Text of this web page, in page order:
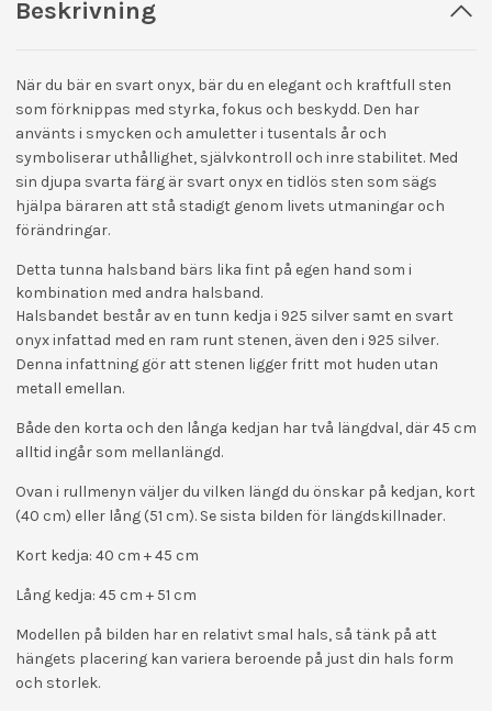
Beskrivning
När du bär en svart onyx, bär du en elegant och kraftfull sten
som förknippas med styrka, fokus och beskydd. Den har
använts i smycken och amuletter i tusentals år och
symboliserar uthållighet, självkontroll och inre stabilitet. Med
sin djupa svarta färg är svart onyx en tidlös sten som sägs
hjälpa bäraren att stå stadigt genom livets utmaningar och
förändringar.
Detta tunna halsband bärs lika fint på egen hand som i
kombination med andra halsband.
Halsbandet består av en tunn kedja i 925 silver samt en svart
onyx infattad med en ram runt stenen, även den i 925 silver.
Denna infattning gör att stenen ligger fritt mot huden utan
metall emellan.
Både den korta och den långa kedjan har två längdval, där 45 cm
alltid ingår som mellanlängd.
Ovan i rullmenyn väljer du vilken längd du önskar på kedjan, kort
(40 cm) eller lång (51 cm). Se sista bilden för längdskillnader.
Kort kedja: 40 cm + 45 cm
Lång kedja: 45 cm + 51 cm
Modellen på bilden har en relativt smal hals, så tänk på att
hängets placering kan variera beroende på just din hals form
och storlek.